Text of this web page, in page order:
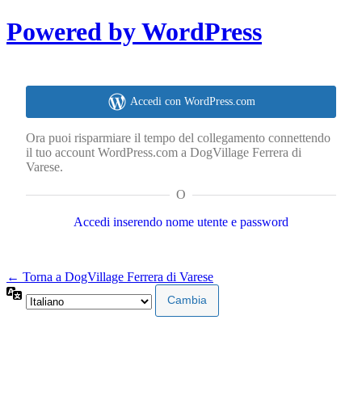
Powered by WordPress
Accedi con WordPress.com
Ora puoi risparmiare il tempo del collegamento connettendo
il tuo account WordPress.com a DogVillage Ferrera di
Varese.
O
Accedi inserendo nome utente e password
← Torna a DogVillage Ferrera di Varese